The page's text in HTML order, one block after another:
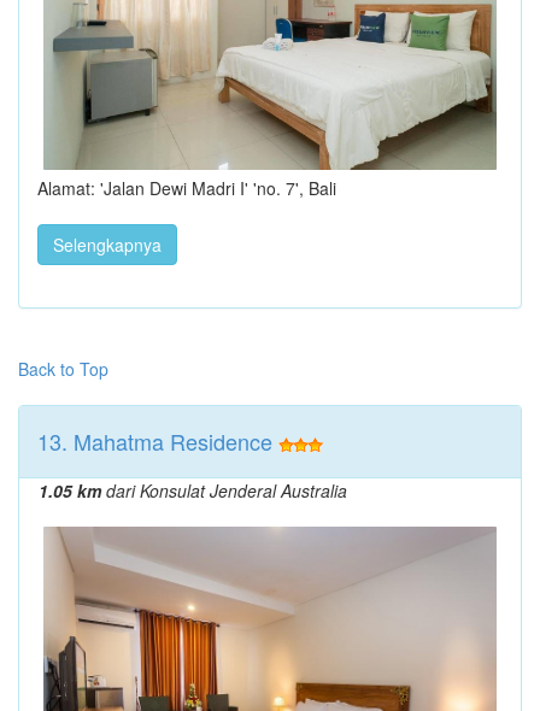
Alamat: 'Jalan Dewi Madri I' 'no. 7', Bali
Selengkapnya
Back to Top
13. Mahatma Residence
1.05 kmdari Konsulat Jenderal Australia